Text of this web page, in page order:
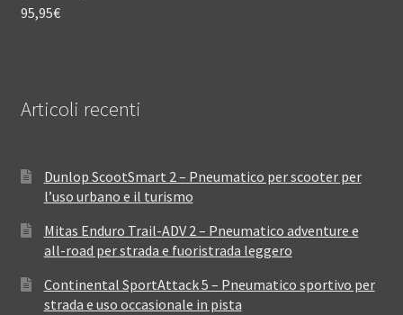
95,95€
Articoli recenti
Dunlop ScootSmart 2 – Pneumatico per scooter per
l’uso urbano e il turismo
Mitas Enduro Trail-ADV 2 – Pneumatico adventure e
all-road per strada e fuoristrada leggero
Continental SportAttack 5 – Pneumatico sportivo per
strada e uso occasionale in pista